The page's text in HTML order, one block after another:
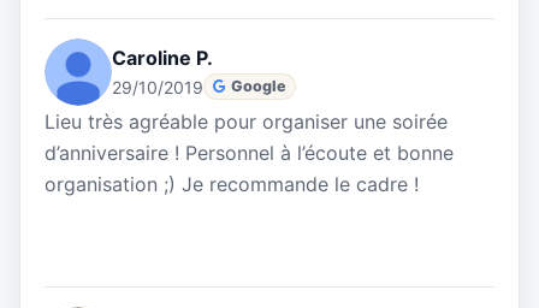
Caroline P.
29/10/2019 Google
Lieu très agréable pour organiser une soirée
d’anniversaire ! Personnel à l’écoute et bonne
organisation ;) Je recommande le cadre !